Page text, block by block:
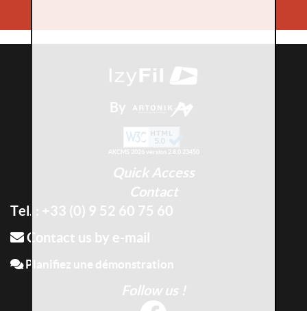
By
AKCMS 2026 version 2.8.0.23450
Quick Access
Contact
Tel. : +33 (0) 9 52 60 75 60
Contact us by e-mail
Planifiez une démonstration
Follow us !